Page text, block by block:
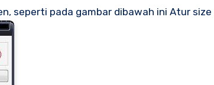
seperti pada gambar dibawah ini Atur size